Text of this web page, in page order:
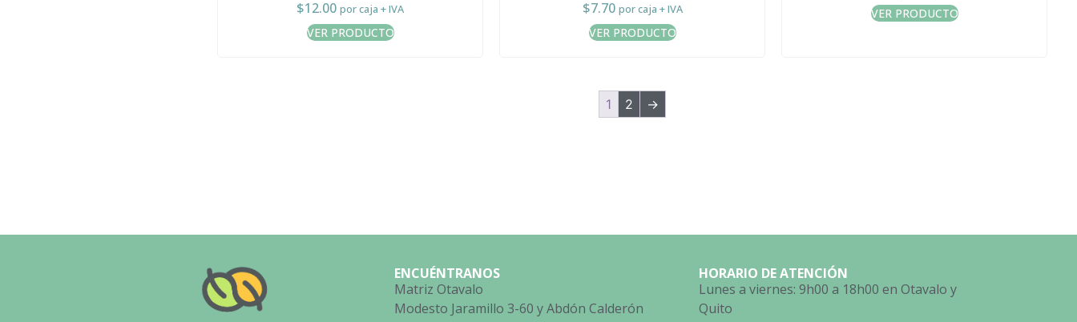
$12.00 por caja + IVA
VER PRODUCTO
$7.70 por caja + IVA
VER PRODUCTO
VER PRODUCTO
1 2 →
ENCUÉNTRANOS
Matriz Otavalo
Modesto Jaramillo 3-60 y Abdón Calderón
HORARIO DE ATENCIÓN
Lunes a viernes: 9h00 a 18h00 en Otavalo y
Quito